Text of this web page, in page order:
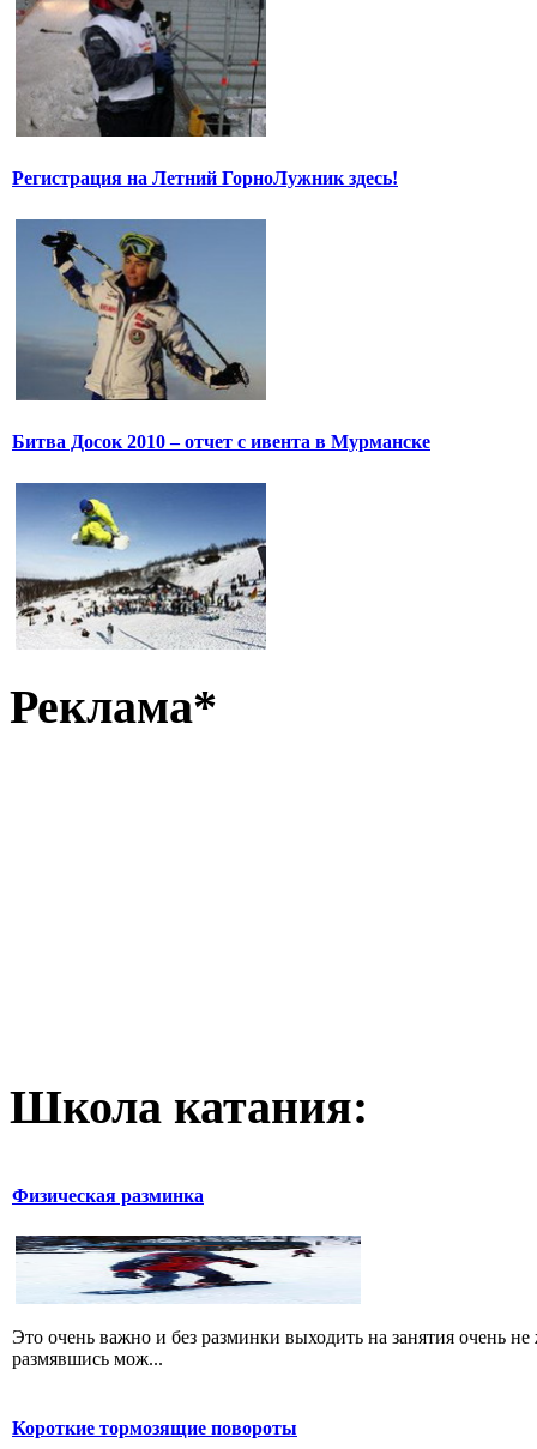
Регистрация на Летний ГорноЛужник здесь!
Битва Досок 2010 – отчет с ивента в Мурманске
Реклама*
Школа катания:
Физическая разминка
Это очень важно и без разминки выходить на занятия очень
размявшись мож...
Короткие тормозящие повороты